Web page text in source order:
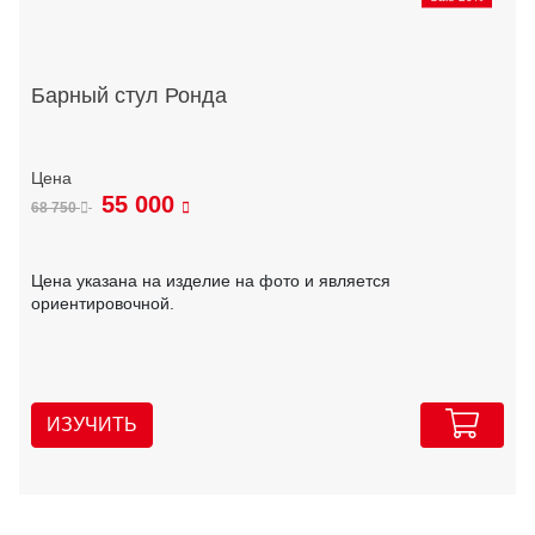
Барный стул Ронда
68 750 55 000
Цена указана на изделие на фото и является
ориентировочной.
ИЗУЧИТЬ